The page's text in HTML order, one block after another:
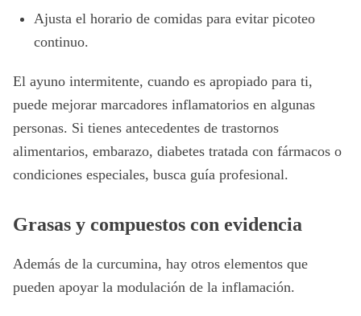
Ajusta el horario de comidas para evitar picoteo
continuo.
El ayuno intermitente, cuando es apropiado para ti,
puede mejorar marcadores inflamatorios en algunas
personas. Si tienes antecedentes de trastornos
alimentarios, embarazo, diabetes tratada con fármacos o
condiciones especiales, busca guía profesional.
Grasas y compuestos con evidencia
Además de la curcumina, hay otros elementos que
pueden apoyar la modulación de la inflamación.